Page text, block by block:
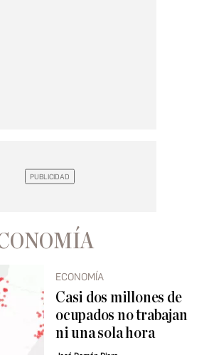
ECONOMÍA
Casi dos millones de
ocupados no trabajan
ni una sola hora